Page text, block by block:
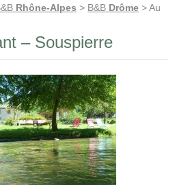
Rhône-Alpes > B&B Drôme > Au
– Souspierre